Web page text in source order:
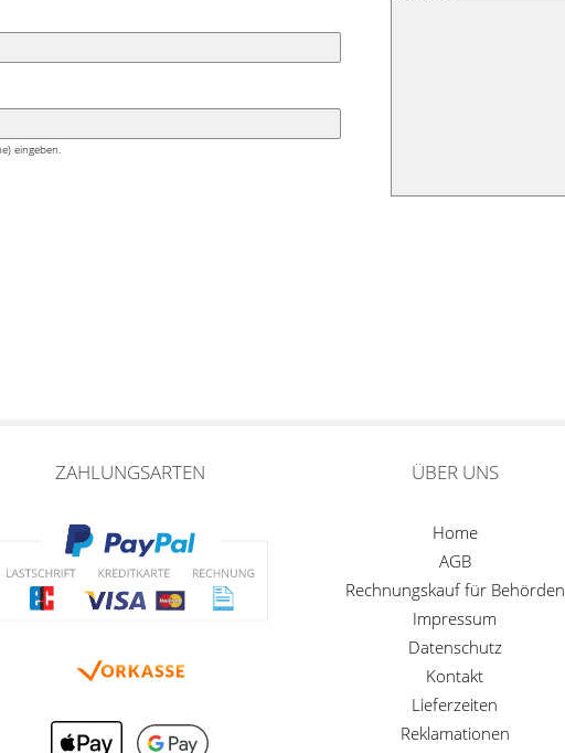
eingeben.
ZAHLUNGSARTEN ÜBER UNS
Home
AGB
Rechnungskauf für Behörden
Impressum
Datenschutz
Kontakt
Lieferzeiten
Reklamationen